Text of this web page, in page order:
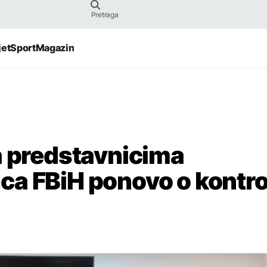
SportMagazin
predstavnicima
FBiH ponovo o